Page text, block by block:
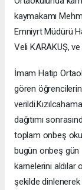
kaymakamı
Emniyrt Müdürü
Veli KARAKUŞ,
İmam Hatip
gören
dağıtımı
toplam onbeş
bugün onbeş gün
karnelerini aldılar
şekilde